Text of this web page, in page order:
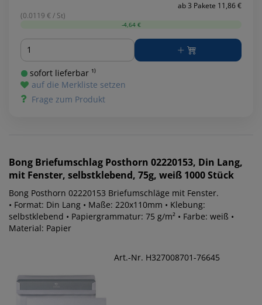
ab 3 Pakete 11,86 €
(0.0119 € / St)
-4,64 €
Menge
sofort lieferbar ¹⁾
auf die Merkliste setzen
Frage zum Produkt
Bong Briefumschlag Posthorn 02220153, Din Lang,
mit Fenster, selbstklebend, 75g, weiß 1000 Stück
Bong Posthorn 02220153 Briefumschläge mit Fenster.
• Format: Din Lang • Maße: 220x110mm • Klebung:
selbstklebend • Papiergrammatur: 75 g/m² • Farbe: weiß •
Material: Papier
Art.-Nr. H327008701-76645